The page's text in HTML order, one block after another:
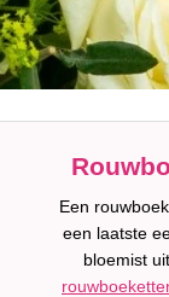
Een
een laatste
bloemist